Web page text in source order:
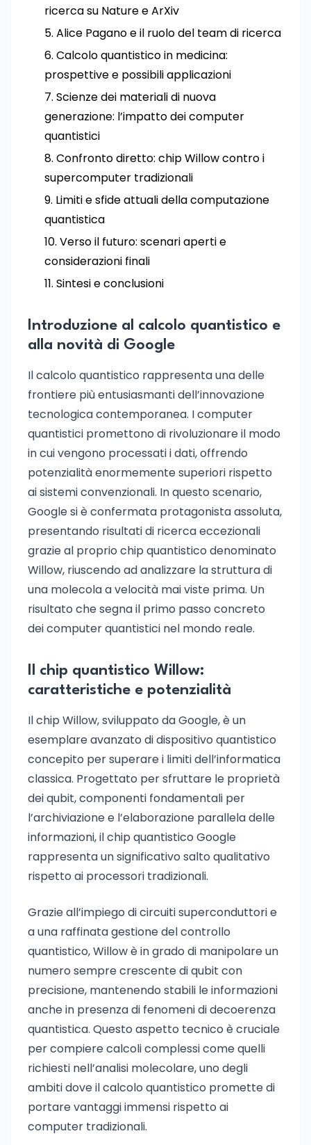
ricerca su Nature e ArXiv
Alice Pagano e il ruolo del team di ricerca
Calcolo quantistico in medicina:
prospettive e possibili applicazioni
Scienze dei materiali di nuova
generazione: l’impatto dei computer
quantistici
Confronto diretto: chip Willow contro i
supercomputer tradizionali
Limiti e sfide attuali della computazione
quantistica
Verso il futuro: scenari aperti e
considerazioni finali
Sintesi e conclusioni
Introduzione al calcolo quantistico e
alla novità di Google
Il calcolo quantistico rappresenta una delle
frontiere più entusiasmanti dell’innovazione
tecnologica contemporanea. I computer
quantistici promettono di rivoluzionare il modo
in cui vengono processati i dati, offrendo
potenzialità enormemente superiori rispetto
ai sistemi convenzionali. In questo scenario,
Google si è confermata protagonista assoluta,
presentando risultati di ricerca eccezionali
grazie al proprio chip quantistico denominato
Willow, riuscendo ad analizzare la struttura di
una molecola a velocità mai viste prima. Un
risultato che segna il primo passo concreto
dei computer quantistici nel mondo reale.
Il chip quantistico Willow:
caratteristiche e potenzialità
Il chip Willow, sviluppato da Google, è un
esemplare avanzato di dispositivo quantistico
concepito per superare i limiti dell’informatica
classica. Progettato per sfruttare le proprietà
dei qubit, componenti fondamentali per
l’archiviazione e l’elaborazione parallela delle
informazioni, il chip quantistico Google
rappresenta un significativo salto qualitativo
rispetto ai processori tradizionali.
Grazie all’impiego di circuiti superconduttori e
a una raffinata gestione del controllo
quantistico, Willow è in grado di manipolare un
numero sempre crescente di qubit con
precisione, mantenendo stabili le informazioni
anche in presenza di fenomeni di decoerenza
quantistica. Questo aspetto tecnico è cruciale
per compiere calcoli complessi come quelli
richiesti nell’analisi molecolare, uno degli
ambiti dove il calcolo quantistico promette di
portare vantaggi immensi rispetto ai
computer tradizionali.